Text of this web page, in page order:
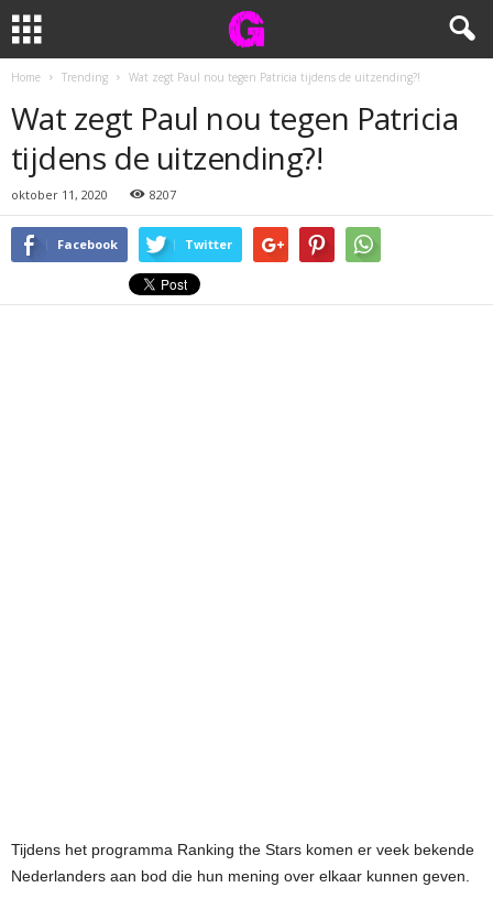
Home Trending Wat zegt Paul nou tegen Patricia tijdens de uitzending?!
Wat zegt Paul nou tegen Patricia
tijdens de uitzending?!
oktober 11, 2020 8207
Facebook Twitter
Tijdens het programma Ranking the Stars komen er veek bekende
Nederlanders aan bod die hun mening over elkaar kunnen geven.